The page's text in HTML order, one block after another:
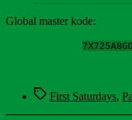
Global master kode:
TagsFirst Saturdays,